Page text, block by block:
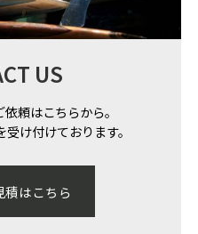
US
頼はこちらから。
け付けております。
積はこちら